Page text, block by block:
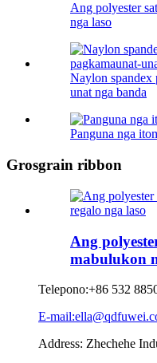
Ang polyester
nga laso
Naylon spandex
unat nga banda
Panguna nga
Grosgrain ribbon
Ang
mabulukon
Telepono:+86 532
E-
Address: Zhechehe